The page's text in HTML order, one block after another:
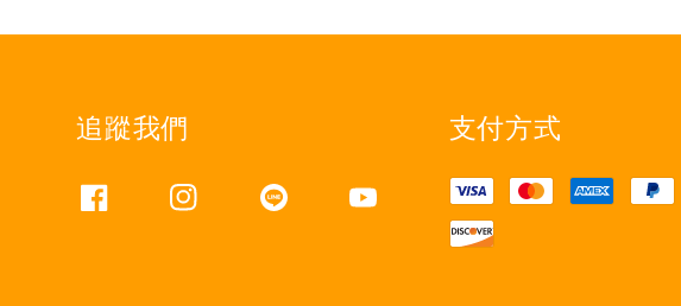
追蹤我們 支付方式